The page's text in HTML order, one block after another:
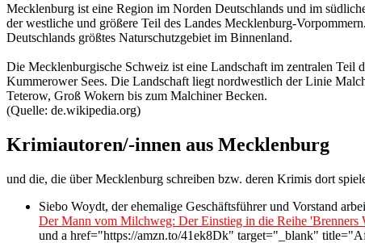
Mecklenburg ist eine Region im Norden Deutschlands und im
der westliche und größere Teil des Landes Mecklenburg-
Deutschlands größtes Naturschutzgebiet im Binnenland.
Die Mecklenburgische Schweiz ist eine Landschaft im zentralen Teil
Kummerower Sees. Die Landschaft liegt nordwestlich der Linie
Teterow, Groß Wokern bis zum Malchiner Becken.
(Quelle: de.wikipedia.org)
Krimiautoren/-innen aus Mecklenburg
und die, die über Mecklenburg schreiben bzw. deren Krimis dort
Siebo Woydt, der ehemalige Geschäftsführer und Vorstand
Der Mann vom Milchweg: Der Einstieg in die Reihe 'Brenners
und a href="https://amzn.to/41ek8Dk" target="_blank"